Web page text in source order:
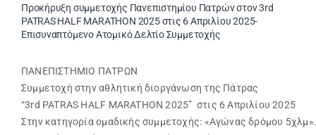
Προκήρυξη συμμετοχής Πανεπιστημίου Πατρών στον 3rd
PATRAS HALF MARATHON 2025 στις 6 Απριλίου 2025-
Επισυναπτόμενο Ατομικό Δελτίο Συμμετοχής
ΠΑΝΕΠΙΣΤΗΜΙΟ ΠΑΤΡΩΝ
Συμμετοχή στην αθλητική διοργάνωση της Πάτρας
“3rd PATRAS HALF MARATHON 2025” στις 6 Απριλίου 2025
Στην κατηγορία ομαδικής συμμετοχής: «Αγώνας δρόμου 5χλμ».